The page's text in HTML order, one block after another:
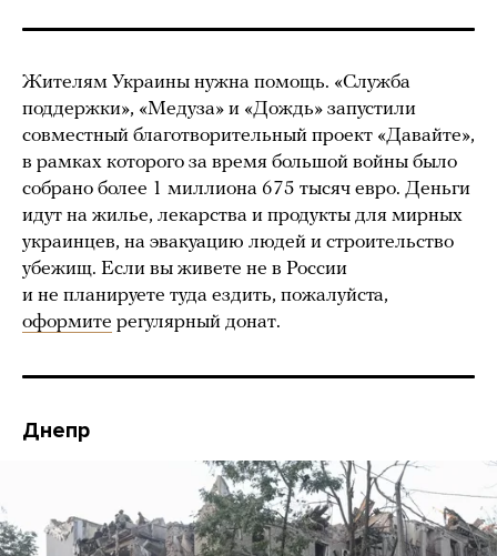
Жителям Украины нужна помощь. «Служба
поддержки», «Медуза» и «Дождь» запустили
совместный благотворительный проект «Давайте»,
в рамках которого за время большой войны было
собрано более 1 миллиона 675 тысяч евро. Деньги
идут на жилье, лекарства и продукты для мирных
украинцев, на эвакуацию людей и строительство
убежищ. Если вы живете не в России
и не планируете туда ездить, пожалуйста,
оформите регулярный донат.
Днепр